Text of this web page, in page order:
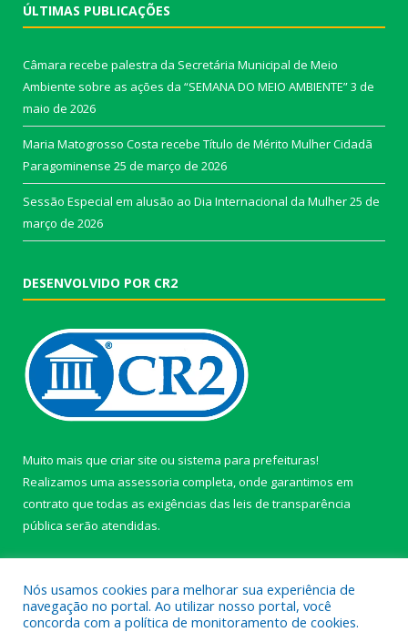
ÚLTIMAS PUBLICAÇÕES
Câmara recebe palestra da Secretária Municipal de Meio
Ambiente sobre as ações da “SEMANA DO MEIO AMBIENTE”3 de
maio de 2026
Maria Matogrosso Costa recebe Título de Mérito Mulher Cidadã
Paragominense 25 de março de 2026
Sessão Especial em alusão ao Dia Internacional da Mulher25 de
março de 2026
DESENVOLVIDO POR CR2
Muito mais que criar site ou sistema para prefeituras!
Realizamos uma assessoria completa, onde garantimos em
contrato que todas as exigências das leis de transparência
pública serão atendidas.
Nós usamos cookies para melhorar sua experiência de
navegação no portal. Ao utilizar nosso portal, você
concorda com a política de monitoramento de cookies.